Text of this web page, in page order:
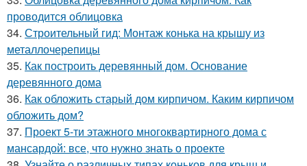
проводится облицовка
34. Строительный гид: Монтаж конька на крышу из
металлочерепицы
35. Как построить деревянный дом. Основание
деревянного дома
36. Как обложить старый дом кирпичом. Каким кирпичом
обложить дом?
37. Проект 5-ти этажного многоквартирного дома с
мансардой: все, что нужно знать о проекте